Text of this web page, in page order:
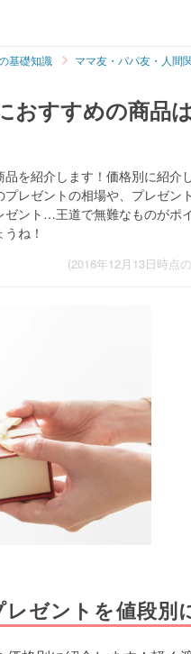
基礎知識 ママ友・パパ友・人間
おすすめの商品
を紹介します！価格別に紹介
レゼントの相場や、プレゼン
ント…王道で無難なものがポ
ね！
(2016年12月13日時点
ゼントを値段別